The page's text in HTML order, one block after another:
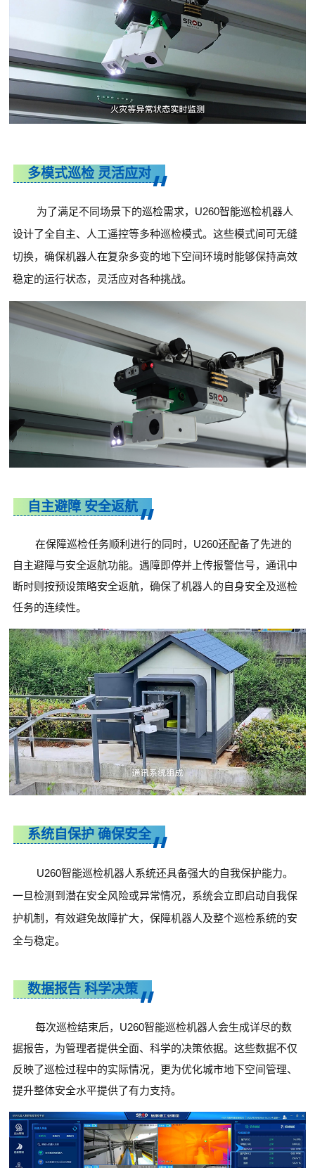
多模式巡检 灵活应对
为了满足不同场景下的巡检需求，U260智能巡检机器人
设计了全自主、人工遥控等多种巡检模式。这些模式间可无缝
切换，确保机器人在复杂多变的地下空间环境时能够保持高效
稳定的运行状态，灵活应对各种挑战。
自主避障 安全返航
在保障巡检任务顺利进行的同时，U260还配备了先进的
自主避障与安全返航功能。遇障即停并上传报警信号，通讯中
断时则按预设策略安全返航，确保了机器人的自身安全及巡检
任务的连续性。
系统自保护 确保安全
U260智能巡检机器人系统还具备强大的自我保护能力。
一旦检测到潜在安全风险或异常情况，系统会立即启动自我保
护机制，有效避免故障扩大，保障机器人及整个巡检系统的安
全与稳定。
数据报告 科学决策
每次巡检结束后，U260智能巡检机器人会生成详尽的数
据报告，为管理者提供全面、科学的决策依据。这些数据不仅
反映了巡检过程中的实际情况，更为优化城市地下空间管理、
提升整体安全水平提供了有力支持。